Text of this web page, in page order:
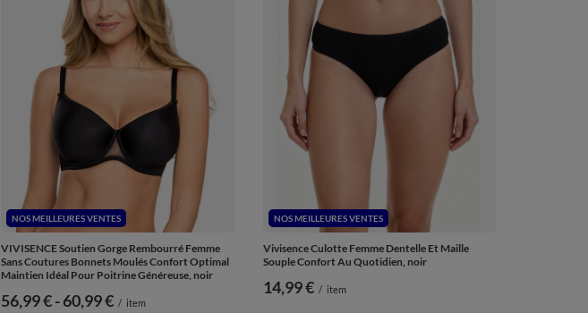
NOS MEILLEURES VENTES
VIVISENCE Soutien Gorge Rembourré Femme
Sans Coutures Bonnets Moulés Confort Optimal
Maintien Idéal Pour Poitrine Généreuse, noir
de
56,99 €-vers le bas
60,99 € / item
NOS MEILLEURES VENTES
Vivisence Culotte Femme Dentelle Et Maille
Souple Confort Au Quotidien, noir
14,99 € / item